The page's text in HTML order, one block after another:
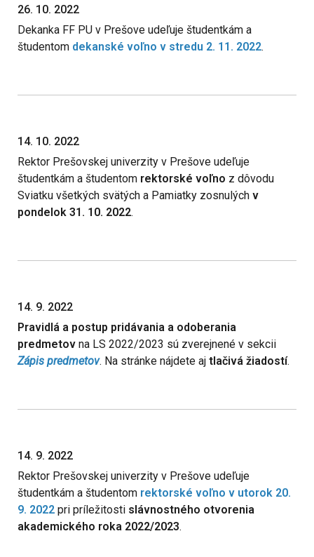
26. 10. 2022
Dekanka FF PU v Prešove udeľuje študentkám a
študentom dekanské voľno v stredu 2. 11. 2022.
14. 10. 2022
Rektor Prešovskej univerzity v Prešove udeľuje
študentkám a študentom rektorské voľno z dôvodu
Sviatku všetkých svätých a Pamiatky zosnulých v
pondelok 31. 10. 2022.
14. 9. 2022
Pravidlá a postup pridávania a odoberania
predmetov na LS 2022/2023 sú zverejnené v sekcii
Zápis predmetov. Na stránke nájdete aj tlačivá žiadostí.
14. 9. 2022
Rektor Prešovskej univerzity v Prešove udeľuje
študentkám a študentom rektorské voľno v utorok 20.
9. 2022 pri príležitosti slávnostného otvorenia
akademického roka 2022/2023.